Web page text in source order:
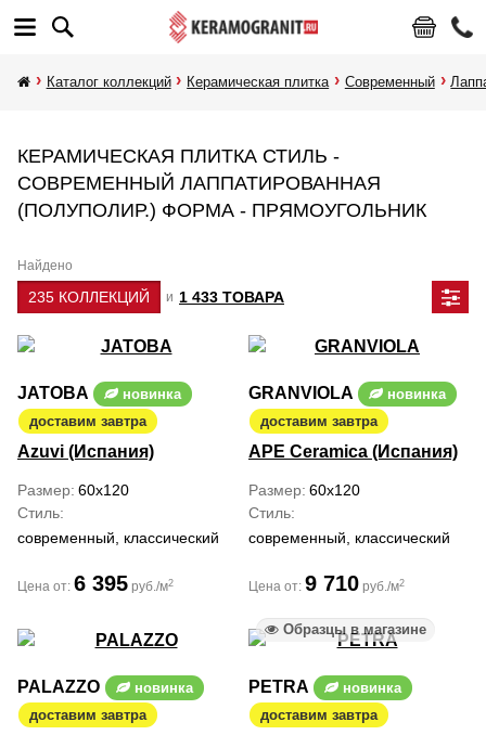
Каталог коллекций Керамическая плитка Современный
КЕРАМИЧЕСКАЯ ПЛИТКА СТИЛЬ -
СОВРЕМЕННЫЙ ЛАППАТИРОВАННАЯ
(ПОЛУПОЛИР.) ФОРМА - ПРЯМОУГОЛЬНИК
Найдено
235 КОЛЛЕКЦИЙ и 1 433 ТОВАРА
JATOBA
новинка
доставим завтра
Azuvi (Испания)
Размер 60x120
Стиль
современный, классический
Цена от: 6 395 руб./м2
GRANVIOLA
новинка
доставим завтра
APE Ceramica (Испания)
Размер 60x120
Стиль
современный, классический
Цена от: 9 710 руб./м2
PALAZZO
новинка
доставим завтра
Образцы в магазине
PETRA
новинка
доставим завтра